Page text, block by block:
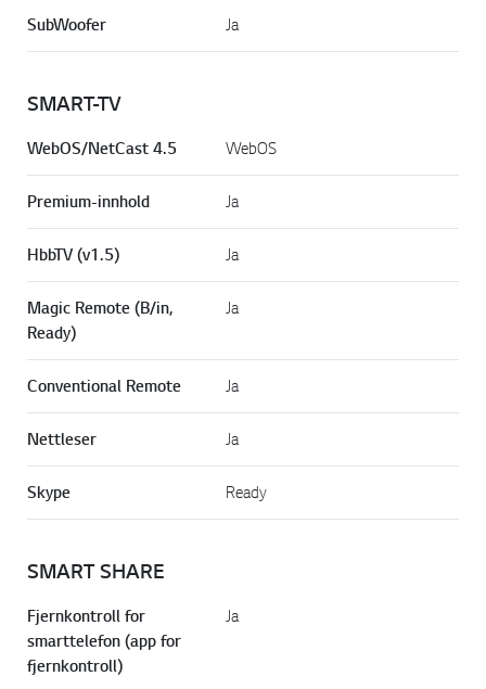
SubWoofer Ja
SMART-TV
WebOS/NetCast 4.5 WebOS
Premium-innhold Ja
HbbTV (v1.5) Ja
Magic Remote (B/in,
Ready)
Ja
Conventional Remote Ja
Nettleser Ja
Skype Ready
SMART SHARE
Fjernkontroll for
smarttelefon (app for
fjernkontroll)
Ja